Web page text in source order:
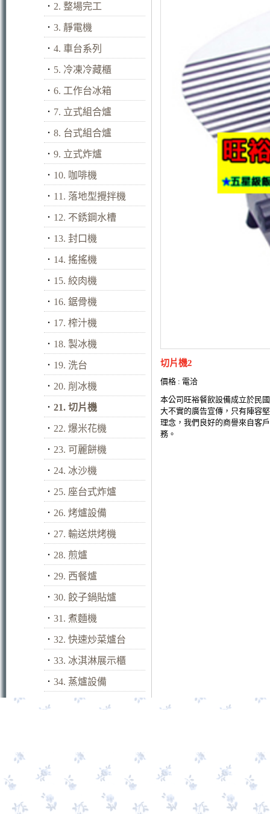
． 2. 整場完工
． 3. 靜電機
． 4. 車台系列
． 5. 冷凍冷藏櫃
． 6. 工作台冰箱
． 7. 立式組合爐
． 8. 台式組合爐
． 9. 立式炸爐
． 10. 咖啡機
． 11. 落地型攪拌機
． 12. 不銹鋼水槽
． 13. 封口機
． 14. 搖搖機
． 15. 絞肉機
． 16. 鋸骨機
． 17. 榨汁機
． 18. 製冰機
． 19. 洗台
． 20. 削冰機
． 21. 切片機
． 22. 爆米花機
． 23. 可麗餅機
． 24. 冰沙機
． 25. 座台式炸爐
． 26. 烤爐設備
． 27. 輸送烘烤機
． 28. 煎爐
． 29. 西餐爐
． 30. 餃子鍋貼爐
． 31. 煮麵機
． 32. 快速炒菜爐台
． 33. 冰淇淋展示櫃
． 34. 蒸爐設備
切片機2
價格 : 電洽
本公司旺裕餐飲設備成立於民
大不實的廣告宣傳，只有陣容
理念，我們良好的商譽來自客
務。